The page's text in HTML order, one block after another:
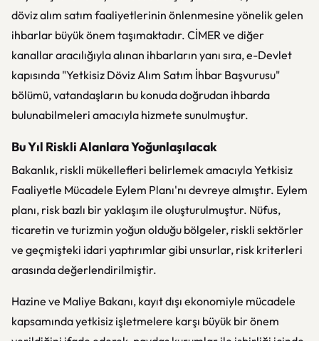
döviz alım satım faaliyetlerinin önlenmesine yönelik gelen
ihbarlar büyük önem taşımaktadır. CİMER ve diğer
kanallar aracılığıyla alınan ihbarların yanı sıra, e-Devlet
kapısında "Yetkisiz Döviz Alım Satım İhbar Başvurusu"
bölümü, vatandaşların bu konuda doğrudan ihbarda
bulunabilmeleri amacıyla hizmete sunulmuştur.
Bu Yıl Riskli Alanlara Yoğunlaşılacak
Bakanlık, riskli mükellefleri belirlemek amacıyla Yetkisiz
Faaliyetle Mücadele Eylem Planı'nı devreye almıştır. Eylem
planı, risk bazlı bir yaklaşım ile oluşturulmuştur. Nüfus,
ticaretin ve turizmin yoğun olduğu bölgeler, riskli sektörler
ve geçmişteki idari yaptırımlar gibi unsurlar, risk kriterleri
arasında değerlendirilmiştir.
Hazine ve Maliye Bakanı, kayıt dışı ekonomiyle mücadele
kapsamında yetkisiz işletmelere karşı büyük bir önem